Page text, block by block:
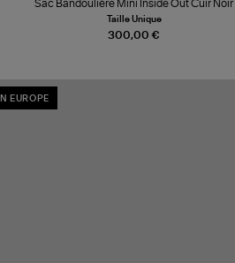
300,00 €
Sac Bandoulière Mini Inside Out Cuir Noir
Taille Unique
EUROPE